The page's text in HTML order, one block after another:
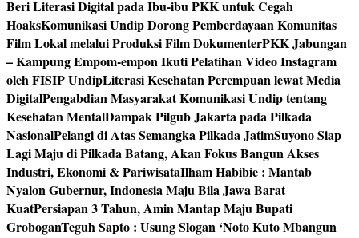
Beri Literasi Digital pada Ibu-ibu PKK untuk Cegah
HoaksKomunikasi Undip Dorong Pemberdayaan Komunitas
Film Lokal melalui Produksi Film DokumenterPKK Jabungan
– Kampung Empom-empon Ikuti Pelatihan Video Instagram
oleh FISIP UndipLiterasi Kesehatan Perempuan lewat Media
DigitalPengabdian Masyarakat Komunikasi Undip tentang
Kesehatan MentalDampak Pilgub Jakarta pada Pilkada
NasionalPelangi di Atas Semangka Pilkada JatimSuyono Siap
Lagi Maju di Pilkada Batang, Akan Fokus Bangun Akses
Industri, Ekonomi & PariwisataIlham Habibie : Mantab
Nyalon Gubernur, Indonesia Maju Bila Jawa Barat
KuatPersiapan 3 Tahun, Amin Mantap Maju Bupati
GroboganTeguh Sapto : Usung Slogan ‘Noto Kuto Mbangun